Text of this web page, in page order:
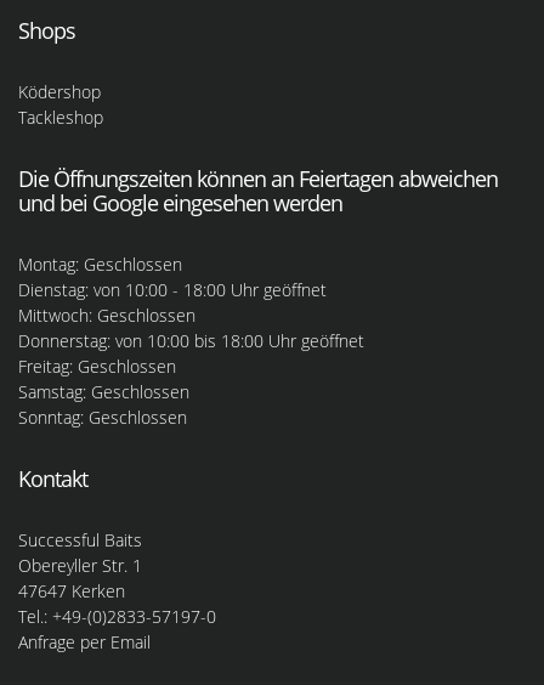
Shops
Ködershop
Tackleshop
Die Öffnungszeiten können an Feiertagen abweichen
und bei Google eingesehen werden
Montag: Geschlossen
Dienstag: von 10:00 - 18:00 Uhr geöffnet
Mittwoch: Geschlossen
Donnerstag: von 10:00 bis 18:00 Uhr geöffnet
Freitag: Geschlossen
Samstag: Geschlossen
Sonntag: Geschlossen
Kontakt
Successful Baits
Obereyller Str. 1
47647 Kerken
Tel.: +49-(0)2833-57197-0
Anfrage per Email